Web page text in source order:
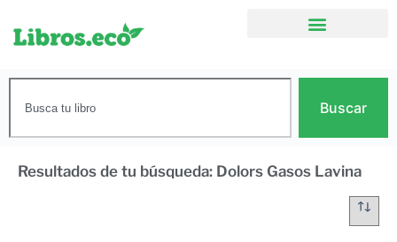
Buscar
Resultados de tu búsqueda: Dolors Gasos Lavina